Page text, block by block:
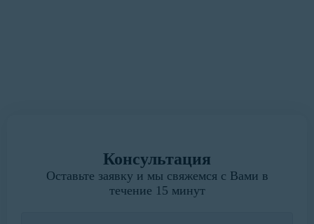
Консультация
Оставьте заявку и мы свяжемся с Вами в
течение 15 минут